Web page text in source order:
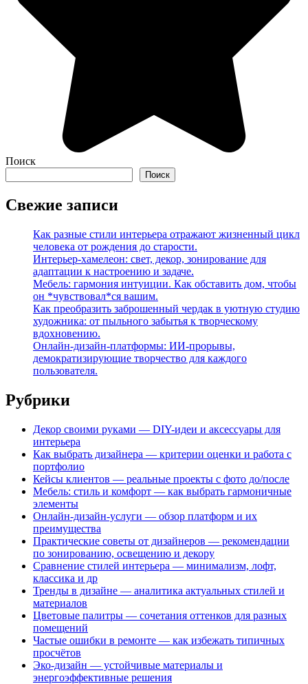
Поиск
Поиск
Свежие записи
Как разные стили интерьера отражают жизненный цикл
человека от рождения до старости.
Интерьер-хамелеон: свет, декор, зонирование для
адаптации к настроению и задаче.
Мебель: гармония интуиции. Как обставить дом, чтобы
он *чувствовал*ся вашим.
Как преобразить заброшенный чердак в уютную студию
художника: от пыльного забытья к творческому
вдохновению.
Онлайн-дизайн-платформы: ИИ-прорывы,
демократизирующие творчество для каждого
пользователя.
Рубрики
Декор своими руками — DIY-идеи и аксессуары для
интерьера
Как выбрать дизайнера — критерии оценки и работа с
портфолио
Кейсы клиентов — реальные проекты с фото до/после
Мебель: стиль и комфорт — как выбрать гармоничные
элементы
Онлайн-дизайн-услуги — обзор платформ и их
преимущества
Практические советы от дизайнеров — рекомендации
по зонированию, освещению и декору
Сравнение стилей интерьера — минимализм, лофт,
классика и др
Тренды в дизайне — аналитика актуальных стилей и
материалов
Цветовые палитры — сочетания оттенков для разных
помещений
Частые ошибки в ремонте — как избежать типичных
просчётов
Эко-дизайн — устойчивые материалы и
энергоэффективные решения